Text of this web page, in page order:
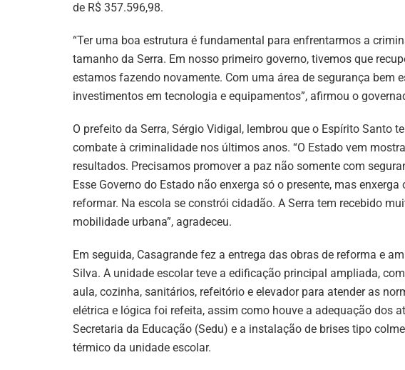
de R$ 357.596,98.
“Ter uma boa estrutura é fundamental para enfrentarmos a
tamanho da Serra. Em nosso primeiro governo, tivemos que
estamos fazendo novamente. Com uma área de segurança bem
investimentos em tecnologia e equipamentos”, afirmou o
O prefeito da Serra, Sérgio Vidigal, lembrou que o Espírito Santo
combate à criminalidade nos últimos anos. “O Estado vem
resultados. Precisamos promover a paz não somente com
Esse Governo do Estado não enxerga só o presente, mas
reformar. Na escola se constrói cidadão. A Serra tem recebido
mobilidade urbana”, agradeceu.
Em seguida, Casagrande fez a entrega das obras de reforma e
Silva. A unidade escolar teve a edificação principal ampliada,
aula, cozinha, sanitários, refeitório e elevador para atender as
elétrica e lógica foi refeita, assim como houve a adequação dos
Secretaria da Educação (Sedu) e a instalação de brises tipo
térmico da unidade escolar.